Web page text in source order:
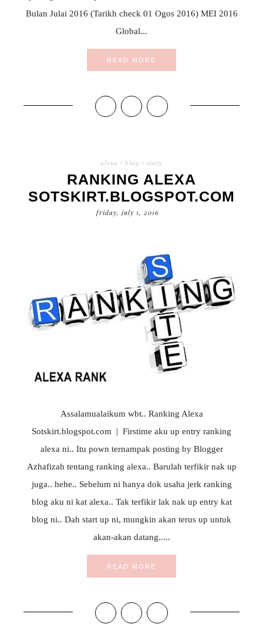
Bulan Julai 2016 (Tarikh check 01 Ogos 2016) MEI 2016
Global...
READ MORE
alexa · blog · story
RANKING ALEXA
SOTSKIRT.BLOGSPOT.COM
friday, july 1, 2016
Assalamualaikum wbt.. Ranking Alexa
Sotskirt.blogspot.com | Firstime aku up entry ranking
alexa ni.. Itu pown ternampak posting by Blogger
Azhafizah tentang ranking alexa.. Barulah terfikir nak up
juga.. hehe.. Sebelum ni hanya dok usaha jerk ranking
blog aku ni kat alexa.. Tak terfikir lak nak up entry kat
blog ni.. Dah start up ni, mungkin akan terus up untuk
akan-akan datang.....
READ MORE